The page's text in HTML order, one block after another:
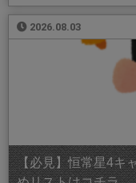
2026.08.03
【必見】恒常星4キ